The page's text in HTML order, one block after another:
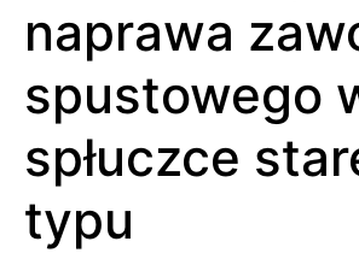
naprawa
spustowego
spłuczce
typu